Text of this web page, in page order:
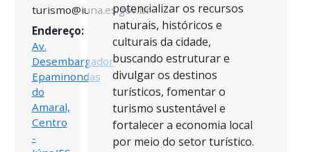
turismo@iuna.es.gov.br
Endereço:
Av.
Desembargador
Epaminondas
do
Amaral,
Centro
-
potencializar os recursos
naturais, históricos e
culturais da cidade,
buscando estruturar e
divulgar os destinos
turísticos, fomentar o
turismo sustentável e
fortalecer a economia local
por meio do setor turístico.